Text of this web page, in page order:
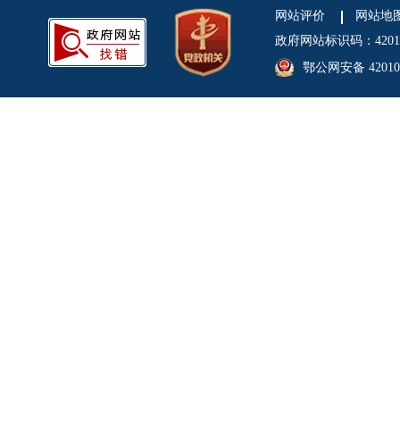
网站评价
网站地
政府网站标识码：
鄂公网安备